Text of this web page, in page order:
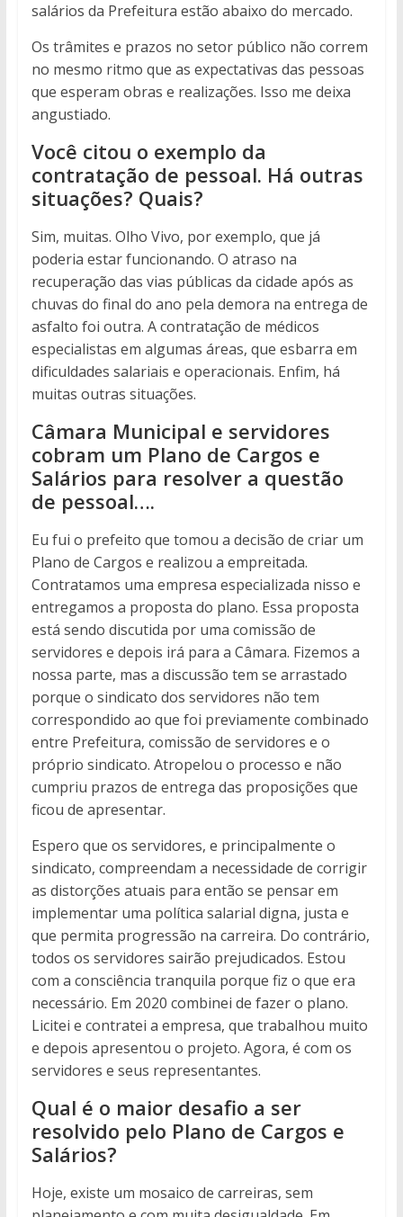
salários da Prefeitura estão abaixo do mercado.
Os trâmites e prazos no setor público não correm
no mesmo ritmo que as expectativas das pessoas
que esperam obras e realizações. Isso me deixa
angustiado.
Você citou o exemplo da
contratação de pessoal. Há outras
situações? Quais?
Sim, muitas. Olho Vivo, por exemplo, que já
poderia estar funcionando. O atraso na
recuperação das vias públicas da cidade após as
chuvas do final do ano pela demora na entrega de
asfalto foi outra. A contratação de médicos
especialistas em algumas áreas, que esbarra em
dificuldades salariais e operacionais. Enfim, há
muitas outras situações.
Câmara Municipal e servidores
cobram um Plano de Cargos e
Salários para resolver a questão
de pessoal….
Eu fui o prefeito que tomou a decisão de criar um
Plano de Cargos e realizou a empreitada.
Contratamos uma empresa especializada nisso e
entregamos a proposta do plano. Essa proposta
está sendo discutida por uma comissão de
servidores e depois irá para a Câmara. Fizemos a
nossa parte, mas a discussão tem se arrastado
porque o sindicato dos servidores não tem
correspondido ao que foi previamente combinado
entre Prefeitura, comissão de servidores e o
próprio sindicato. Atropelou o processo e não
cumpriu prazos de entrega das proposições que
ficou de apresentar.
Espero que os servidores, e principalmente o
sindicato, compreendam a necessidade de corrigir
as distorções atuais para então se pensar em
implementar uma política salarial digna, justa e
que permita progressão na carreira. Do contrário,
todos os servidores sairão prejudicados. Estou
com a consciência tranquila porque fiz o que era
necessário. Em 2020 combinei de fazer o plano.
Licitei e contratei a empresa, que trabalhou muito
e depois apresentou o projeto. Agora, é com os
servidores e seus representantes.
Qual é o maior desafio a ser
resolvido pelo Plano de Cargos e
Salários?
Hoje, existe um mosaico de carreiras, sem